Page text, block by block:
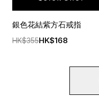
銀色花結紫方石戒指
HK$355HK$168